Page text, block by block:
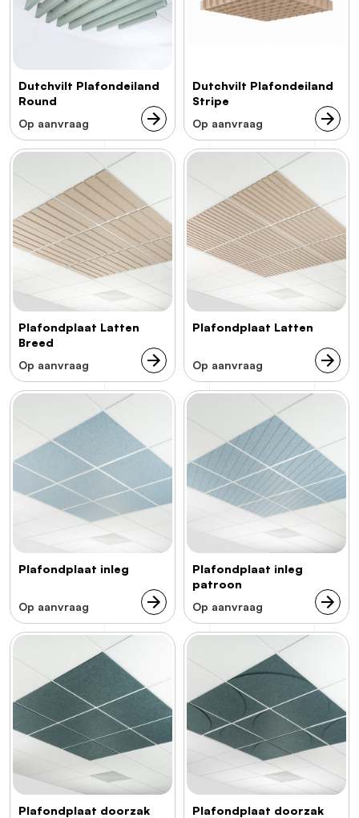
Dutchvilt Plafondeiland
Round
Op aanvraag
Dutchvilt Plafondeiland
Stripe
Op aanvraag
Plafondplaat Latten
Breed
Op aanvraag
Plafondplaat Latten
Op aanvraag
Plafondplaat inleg
Op aanvraag
Plafondplaat inleg
patroon
Op aanvraag
Plafondplaat doorzak
Plafondplaat doorzak